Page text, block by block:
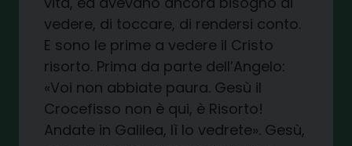
vedere, di toccare, di rendersi conto.
E sono le prime a vedere il Cristo
risorto. Prima da parte dell’Angelo:
«Voi non abbiate paura. Gesù il
Crocefisso non è qui, è Risorto!
Andate in Galilea, lì lo vedrete». Gesù,